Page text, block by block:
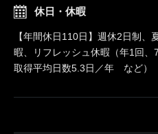
休日・休暇
【年間休日110日】週休2日制
暇、リフレッシュ休暇（年1回
取得平均日数5.3日／年 など）